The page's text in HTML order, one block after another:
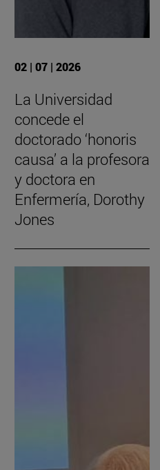
02 | 07 | 2026
La Universidad
concede el
doctorado ‘honoris
causa’ a la profesora
y doctora en
Enfermería, Dorothy
Jones